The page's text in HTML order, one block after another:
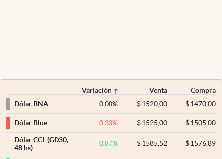
Variación Venta
Compra
Dólar BNA
0,00% $ 1520,00 $1470,00
Dólar Blue -0,33% $ 1525,00 $1505,00
Dólar CCL (GD30,
48 hs)
0,87% $ 1585,52 $1576,89